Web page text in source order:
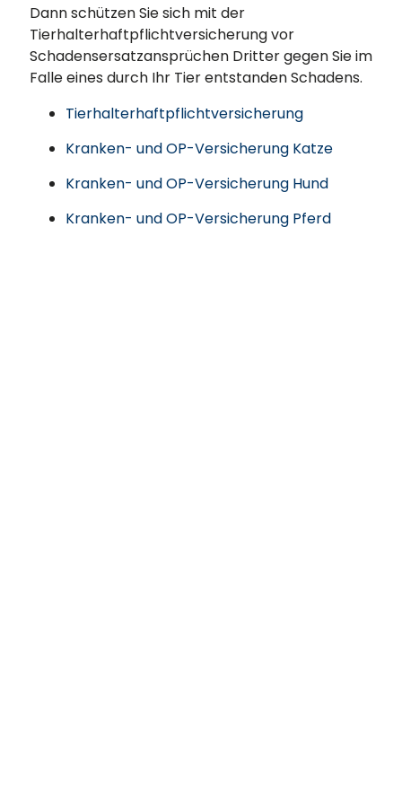
Dann schützen Sie sich mit der
Tierhalterhaftpflichtversicherung vor
Schadensersatzansprüchen Dritter gegen Sie im
Falle eines durch Ihr Tier entstanden Schadens.
Tierhalterhaftpflichtversicherung
Kranken- und OP-Versicherung Katze
Kranken- und OP-Versicherung Hund
Kranken- und OP-Versicherung Pferd